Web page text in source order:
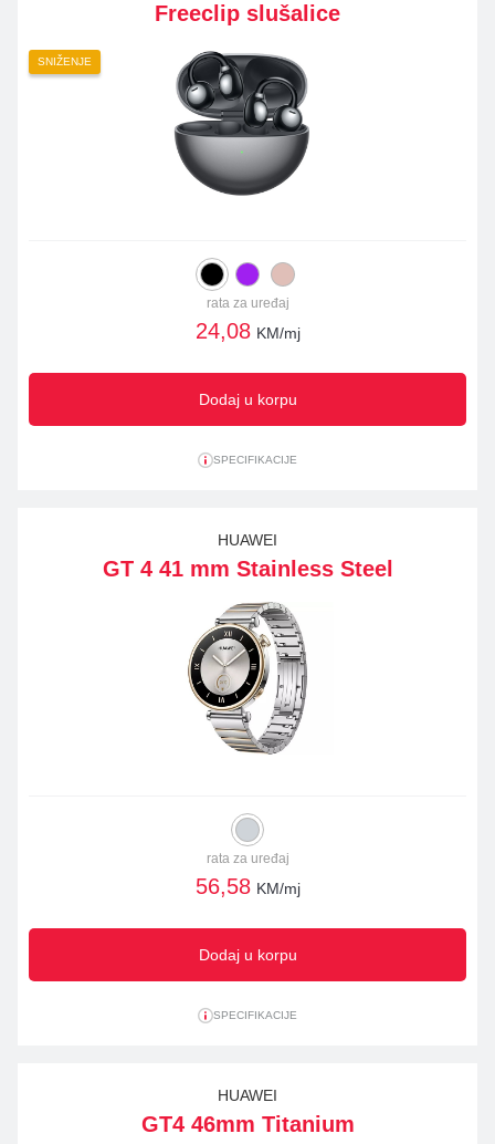
Freeclip slušalice
SNIŽENJE
rata za uređaj
24,08 KM/mj
Dodaj u korpu
SPECIFIKACIJE
HUAWEI
GT 4 41 mm Stainless Steel
rata za uređaj
56,58 KM/mj
Dodaj u korpu
SPECIFIKACIJE
HUAWEI
GT4 46mm Titanium